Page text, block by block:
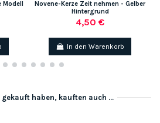
Modell
Novene-Kerze Zeit nehmen - Gelber
Hintergrund
4,50 €
In den Warenkorb
haben, kauften auch ...